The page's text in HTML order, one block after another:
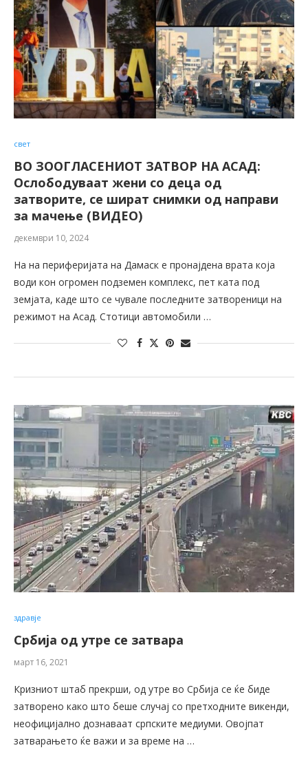
свет
ВО ЗООГЛАСЕНИОТ ЗАТВОР НА АСАД:
Ослободуваат жени со деца од
затворите, се шират снимки од направи
за мачење (ВИДЕО)
декември 10, 2024
На на периферијата на Дамаск е пронајдена врата која
води кон огромен подземен комплекс, пет ката под
земјата, каде што се чувале последните затвореници на
режимот на Асад. Стотици автомобили …
здравје
Србија од утре се затвара
март 16, 2021
Кризниот штаб прекрши, од утре во Србија се ќе биде
затворено како што беше случај со претходните викенди,
неофицијално дознаваат српските медиуми. Овојпат
затварањето ќе важи и за време на …